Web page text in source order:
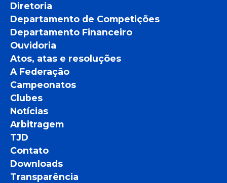
Diretoria
Departamento de Competições
Departamento Financeiro
Ouvidoria
Atos, atas e resoluções
A Federação
Campeonatos
Clubes
Notícias
Arbitragem
TJD
Contato
Downloads
Transparência